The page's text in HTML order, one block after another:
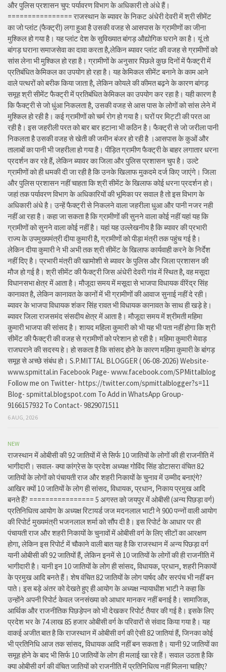
और पुलिस प्रशासन चुप: पर्यावरण विभाग के अधिकारी तो अंधे हैं।
================ राजस्थान के ब्यावर के निकट अंधेरी देवरी में श्री सीमेंट
का जो प्लांट (फैक्ट्री) लगा हुआ है उसकी वजह से आसपास के ग्रामीणों का जीना
मुश्किल हो गया है। यह प्लांट देश के सुविख्यात बांगड़ औद्योगिक घराने का है। यूं तो
बांगड़ घराना समाजसेवा का दावा करता है,लेकिन ब्यावर प्लांट की वजह से ग्रामीणों को
सांस लेना भी मुश्किल हो रहा है। ग्रामीणों के अनुसार पिछले कुछ दिनों में फैक्ट्री में
प्रतिबंधित केमिकल का उपयोग हो रहा है। यह केमिकल सीमेंट बनाने के काम आने
वाले पत्थरों को बरीक किया जाता है, लेकिन कोयले की कीमत बढ़ने के कारण बांगड़
समूह श्री सीमेंट फैक्ट्री में प्रतिबंधित केमिकल का उपयोग कर रहा है। यही कारण है
कि फैक्ट्री से जो धुंआ निकलता है, उसकी वजह से आस पास के लोगों को सांस लेने में
मुश्किल हो रही है। कई ग्रामीणों को चर्म रोग हो गया है। घरों पर मिट्टी की परत आ
रही है। इस जहरीली परत को बार बार हटाना भी कठिन है। फैक्ट्री से जो जरीला पानी
निकलता है उसकी वजह से खेती की जमीन बंजर हो रही है ।आसपास के कुओं और
तालाबों का पानी भी जहरीला हो गया है। पीड़ित ग्रामीण फैक्ट्री के बाहर लगातार धरना
प्रदर्शन कर रहे हैं, लेकिन ब्यावर का जिला और पुलिस प्रशासन चुप है। उल्टे
ग्रामीणों को ही धमकी दी जा रही है कि उनके खिलाफ मुकदमे दर्ज किए जाएंगे। जिला
और पुलिस प्रशासन नहीं चाहता कि श्री सीमेंट के खिलाफ कोई धरना प्रदर्शन हो।
जहां तक पर्यावरण विभाग के अधिकारियों की भूमिका पर सवाल है तो इस विभाग के
अधिकारी अंधे है। उन्हें फैक्ट्री से निकलने वाला जहरीला धुआ और पानी नजर नही
नहीं आ रहा है। कहा जा सकता है कि ग्रामीणों की सुनने वाला कोई नहीं यहां यह कि
ग्रामीणों को सुनने वाला कोई नहीं है। यहां यह उल्लेखनीय है कि ब्यावर की प्रभारी
राज्य के उपमुख्यमंत्री दीया कुमारी है, ग्रामीणों को पीड़ा मंत्री तक पहुंच गई है।
लेकिन दीया कुमारी ने भी अभी तक श्री सीमेंट के खिलाफ कार्यवाही करने के निर्देश
नहीं दिए है। प्रभारी मंत्री की खामोशी से ब्यावर के पुलिस और जिला प्रशासन की
मौज हो गई है। श्री सीमेंट की फैक्ट्री जिस अंधेरी देवरी गांव में स्थित है, वह मसूदा
विधानसभा क्षेत्र में आता है। मौजूदा समय में मसूदा से भाजपा विधायक वीरेंद्र सिंह
कानावत है, लेकिन कानावत के कानों में भी ग्रामीणों की आवाज सुनाई नहीं दे रही।
ब्यावर के भाजपा विधायक शंकर सिंह रावत भी विधायक कानावत के साथ ही खड़े हे।
ब्यावर जिला राजसमंद संसदीय क्षेत्र में आता है। मौजूदा समय में श्रीमती महिमा
कुमारी भाजपा की सांसद है। शायद महिला कुमारी को भी यह भी पता नहीं होगा कि श्री
सीमेंट की फैक्ट्री की वजह से ग्रामीणों को परेशान हो रही है। महिमा कुमारी मेवाड़
राजघराने की सदस्य हे। हो सकता है कि सांसद होने के कारण महिमा कुमारी के बांगड़
समूह से अच्छे संबंध हो। S.P.MITTAL BLOGGER ( 06-08-2026) Website-
www.spmittal.in Facebook Page- www.facebook.com/SPMittalblog
Follow me on Twitter- https://twitter.com/spmittalblogger?s=11
Blog- spmittal.blogspot.com To Add in WhatsApp Group-
9166157932 To Contact- 9829071511
6 AUG, 2026
NEW
राजस्थान में ओबीसी की 92 जातियों में से सिर्फ 10 जातियों के लोगों की ही राजनीति में
भागीदारी। सवाल- क्या कांग्रेस के प्रदेश अध्यक्ष गोविंद सिंह डोटासरा वंचित 82
जातियों के लोगों को पंचायती राज और शहरी निकायों के चुनाव में उम्मीद बनाएंगे?
आखिर क्यों 10 जातियों के लोग ही सांसद, विधायक, प्रधान, निकाय प्रमुख आदि
बनते हैं? ================ 5 अगस्त को जयपुर में ओबीसी (अन्य पिछड़ा वर्ग)
प्रतिनिधित्व आयोग के अध्यक्ष रिटायर्ड जज मदनलाल भाटी ने 900 पन्नों वाली आयोग
की रिपोर्ट मुख्यमंत्री भजनलाल शर्मा को सौंप दी है। इस रिपोर्ट के आधार पर ही
पंचायती राज और शहरी निकायों के चुनावों में ओबीसी वर्ग के लिए सीटों का आरक्षण
होगा, लेकिन इस रिपोर्ट में चौकाने वाली बात यह है कि राजस्थान में अन्य पिछड़ा वर्ग
यानी ओबीसी की 92 जातियों हैं, लेकिन इनमें से 10 जातियों के लोगों की ही राजनीति में
भागीदारी है। यानी इन 10 जातियों के लोग ही सांसद, विधायक, प्रधान, शहरी निकायों
के प्रमुख आदि बनते हैं। शेष वंचित 82 जातियों के लोग पार्षद और सरपंच भी नहीं बन
पाते। इस बड़े अंतर को देखते हुए ही आयोग के अध्यक्ष न्यायाधीश भाटी ने कहा कि
उन्होंने अपनी रिपोर्ट केवल जनसंख्या को आधार मानकर नहीं बनाई है। सामाजिक,
आर्थिक और राजनीतिक पिछड़ेपन को भी देखकर रिपोर्ट तैयार की गई है। इसके लिए
प्रदेश भर के 74 लाख 85 हजार ओबीसी वर्ग के परिवारों से संवाद किया गया है। यह
वाकई अजीत बात है कि राजस्थान में ओबीसी वर्ग की ऐसी 82 जातियां हैं, जिनका कोई
भी प्रतिनिधि आज तक सांसद, विधायक आदि नहीं बन सकता है। यानी 92 जातियों का
समूह होने के बाद भी सिर्फ 10 जातियों के लोग ही मलाई खा रहे हैं। सवाल उठता है कि
क्या ओबीसी वर्ग की वंचित जातियों को राजनीति में प्रतिनिधित्व नहीं मिलना चाहिए?